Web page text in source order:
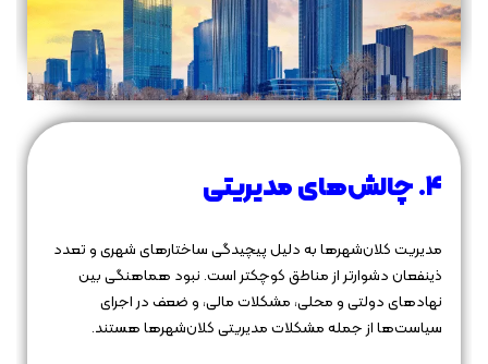
۴. چالش‌های مدیریتی
مدیریت کلان‌شهرها به دلیل پیچیدگی ساختارهای شهری و تعدد
ذینفعان دشوارتر از مناطق کوچکتر است. نبود هماهنگی بین
نهادهای دولتی و محلی، مشکلات مالی، و ضعف در اجرای
سیاست‌ها از جمله مشکلات مدیریتی کلان‌شهرها هستند.